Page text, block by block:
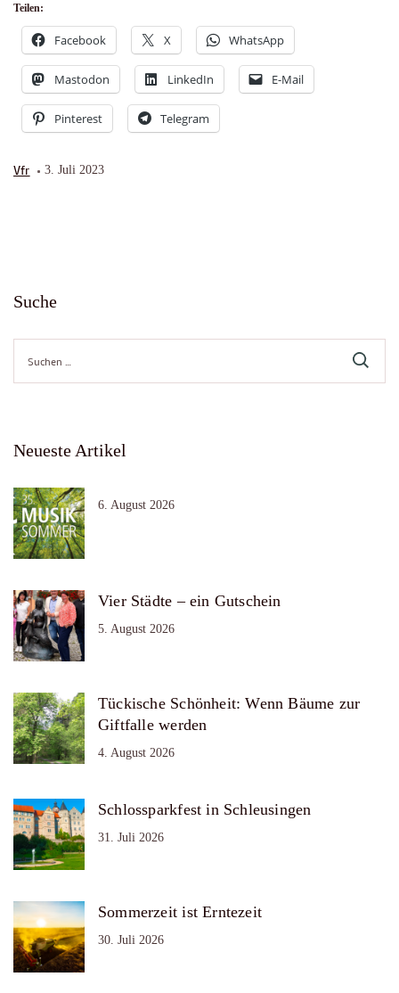
Teilen:
Facebook X WhatsApp
Mastodon LinkedIn E-Mail
Pinterest Telegram
Vfr 3. Juli 2023
Suche
nach:
Neueste Artikel
6. August 2026
Vier Städte – ein Gutschein
5. August 2026
Tückische Schönheit: Wenn Bäume zur
Giftfalle werden
4. August 2026
Schlossparkfest in Schleusingen
31. Juli 2026
Sommerzeit ist Erntezeit
30. Juli 2026